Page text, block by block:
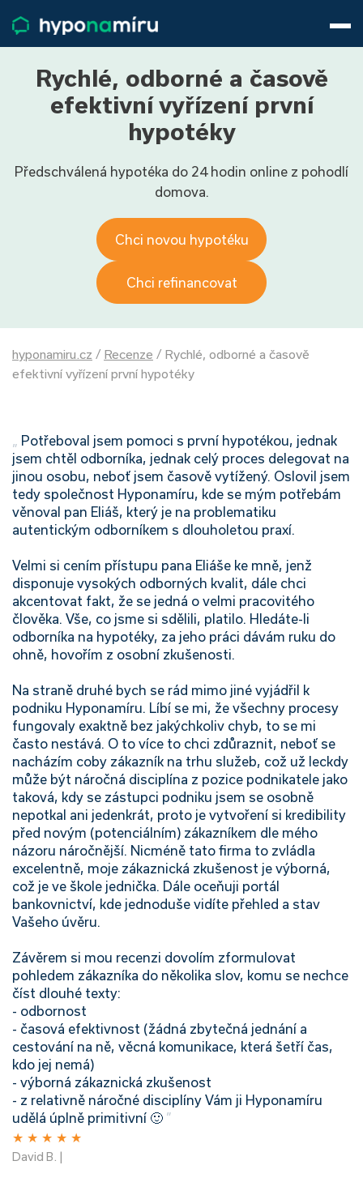
Životní pojištění
Pojištění nemovitosti
Články
9−16 hod.
Přihlásit
Rychlé, odborné a časově
efektivní vyřízení první
hypotéky
Předschválená hypotéka do 24 hodin online z pohodlí
domova.
Chci novou hypotéku
Chci refinancovat
hyponamiru.cz / Recenze / Rychlé, odborné a časově
efektivní vyřízení první hypotéky
„ Potřeboval jsem pomoci s první hypotékou, jednak
jsem chtěl odborníka, jednak celý proces delegovat na
jinou osobu, neboť jsem časově vytížený. Oslovil jsem
tedy společnost Hyponamíru, kde se mým potřebám
věnoval pan Eliáš, který je na problematiku
autentickým odborníkem s dlouholetou praxí.
Velmi si cením přístupu pana Eliáše ke mně, jenž
disponuje vysokých odborných kvalit, dále chci
akcentovat fakt, že se jedná o velmi pracovitého
člověka. Vše, co jsme si sdělili, platilo. Hledáte-li
odborníka na hypotéky, za jeho práci dávám ruku do
ohně, hovořím z osobní zkušenosti.
Na straně druhé bych se rád mimo jiné vyjádřil k
podniku Hyponamíru. Líbí se mi, že všechny procesy
fungovaly exaktně bez jakýchkoliv chyb, to se mi
často nestává. O to více to chci zdůraznit, neboť se
nacházím coby zákazník na trhu služeb, což už leckdy
může být náročná disciplína z pozice podnikatele jako
taková, kdy se zástupci podniku jsem se osobně
nepotkal ani jedenkrát, proto je vytvoření si kredibility
před novým (potenciálním) zákazníkem dle mého
názoru náročnější. Nicméně tato firma to zvládla
excelentně, moje zákaznická zkušenost je výborná,
což je ve škole jednička. Dále oceňuji portál
bankovnictví, kde jednoduše vidíte přehled a stav
Vašeho úvěru.
Závěrem si mou recenzi dovolím zformulovat
pohledem zákazníka do několika slov, komu se nechce
číst dlouhé texty:
- odbornost
- časová efektivnost (žádná zbytečná jednání a
cestování na ně, věcná komunikace, která šetří čas,
kdo jej nemá)
- výborná zákaznická zkušenost
- z relativně náročné disciplíny Vám ji Hyponamíru
udělá úplně primitivní 🙂 ”
★ ★ ★ ★ ★
David B. |